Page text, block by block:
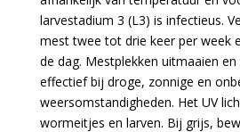
larvestadium 3 (L3) is infectieus.
mest twee tot drie keer per week
de dag. Mestplekken uitmaaien en
effectief bij droge, zonnige en
weersomstandigheden. Het UV
wormeitjes en larven. Bij grijs,